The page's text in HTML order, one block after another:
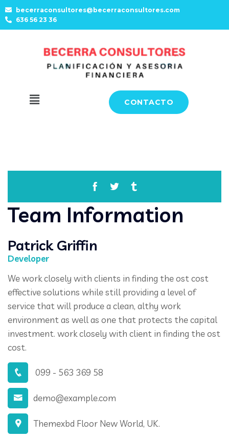
becerraconsultores@becerraconsultores.com
636 56 23 36
CONTACTO
Team Information
Patrick Griffin
Developer
We work closely with clients in finding the ost cost
effective solutions while still providing a level of
service that will produce a clean, althy work
environment as well as one that protects the capital
investment. work closely with client in finding the ost
cost.
099 - 563 369 58
demo@example.com
Themexbd Floor New World, UK.